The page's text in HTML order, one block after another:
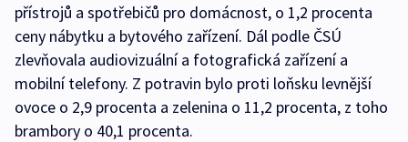
přístrojů a spotřebičů pro domácnost, o 1,2 procenta
ceny nábytku a bytového zařízení. Dál podle ČSÚ
zlevňovala audiovizuální a fotografická zařízení a
mobilní telefony. Z potravin bylo proti loňsku levnější
ovoce o 2,9 procenta a zelenina o 11,2 procenta, z toho
brambory o 40,1 procenta.